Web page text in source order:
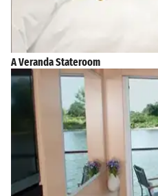
A Veranda Stateroom